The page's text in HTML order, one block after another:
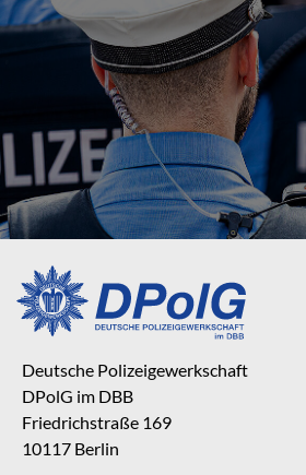
Deutsche Polizeigewerkschaft
DPolG im DBB
Friedrichstraße 169
10117 Berlin